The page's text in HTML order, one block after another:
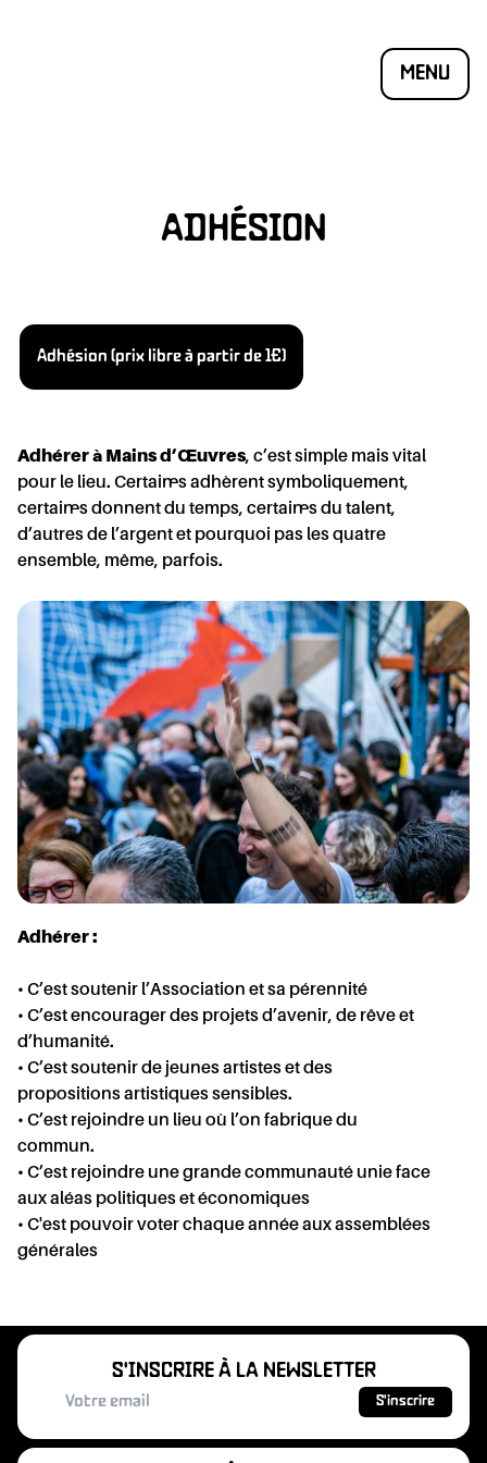
MENU
ADHÉSION
Adhésion (prix libre à partir de 1€)
Adhérer à Mains d’Œuvres, c’est simple mais vital
pour le lieu. Certain·es adhèrent symboliquement,
certain·es donnent du temps, certain·es du talent,
d’autres de l’argent et pourquoi pas les quatre
ensemble, même, parfois.
Adhérer :
• C’est soutenir l’Association et sa pérennité
• C’est encourager des projets d’avenir, de rêve et
d’humanité.
• C’est soutenir de jeunes artistes et des
propositions artistiques sensibles.
• C’est rejoindre un lieu où l’on fabrique du
commun.
• C’est rejoindre une grande communauté unie face
aux aléas politiques et économiques
• C'est pouvoir voter chaque année aux assemblées
générales
S'INSCRIRE À LA NEWSLETTER
S'inscrire